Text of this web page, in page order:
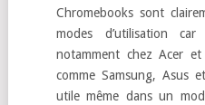
Chromebooks sont
modes d’utilisation
notamment chez Acer
comme Samsung, Asus
utile même dans un